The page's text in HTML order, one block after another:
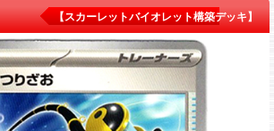
【スカーレットバイオレット構築デッキ】